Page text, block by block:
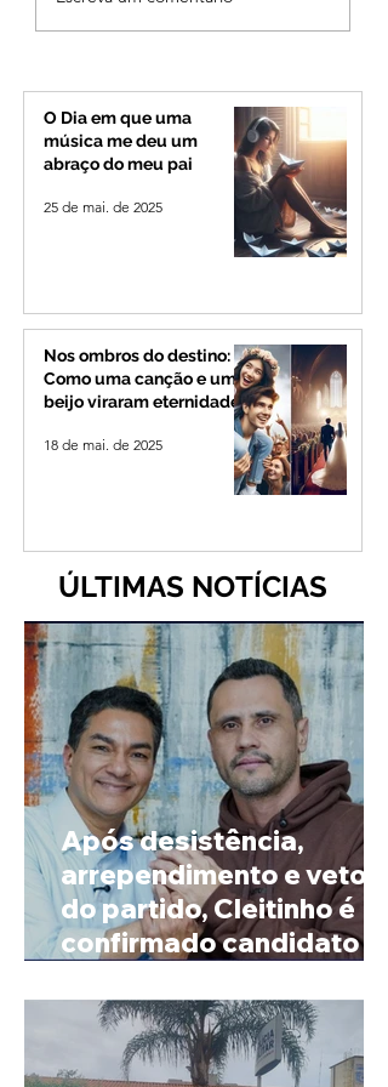
gastos de R$ 1,8 milhão
com shows da Festa da
mineira de pouco mais
de 4 mil habitantes
O Dia em que uma
música me deu um
abraço do meu pai
25 de mai. de 2025
Nos ombros do destino:
Como uma canção e um
beijo viraram eternidade
18 de mai. de 2025
ÚLTIMAS NOTÍCIAS
Após desistência,
arrependimento e veto
do partido, Cleitinho é
confirmado candidato ao